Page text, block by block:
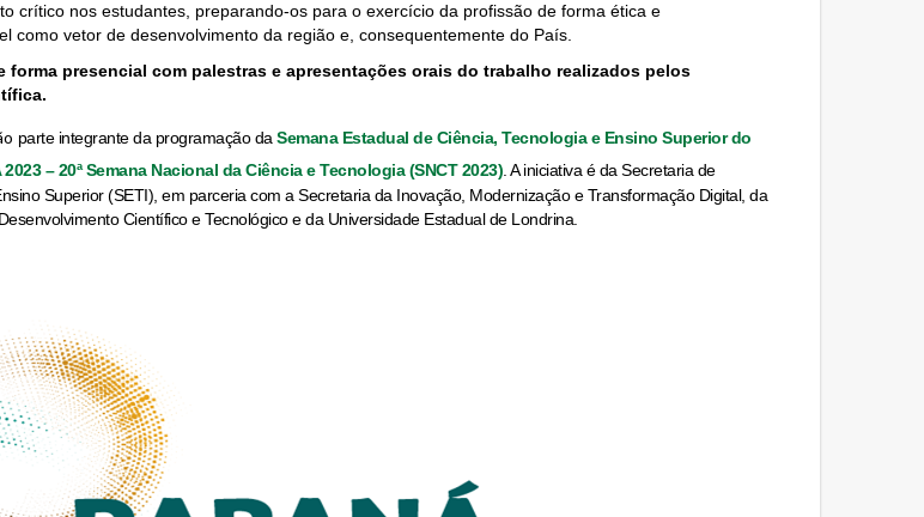
crítico nos estudantes, preparando-os para o exercício da profissão de forma ética e
como vetor de desenvolvimento da região e, consequentemente do País.
forma presencial com palestras e apresentações orais do trabalho realizados pelos
parte integrante da programação daSemana Estadual de Ciência, Tecnologia e Ensino Superior do
2023 – 20ª Semana Nacional da Ciência e Tecnologia (SNCT 2023) . A iniciativa é da Secretaria de
Superior (SETI), em parceria com a Secretaria da Inovação, Modernização e Transformação Digital, da
Científico e Tecnológico e da Universidade Estadual de Londrina.